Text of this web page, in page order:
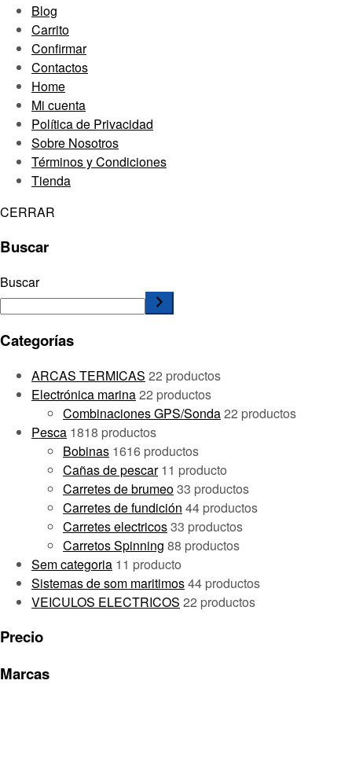
Blog
Carrito
Confirmar
Contactos
Home
Mi cuenta
Política de Privacidad
Sobre Nosotros
Términos y Condiciones
Tienda
CERRAR
Buscar
Buscar
Categorías
ARCAS TERMICAS 22 productos
Electrónica marina22 productos
Combinaciones GPS/Sonda22 productos
Pesca 1818 productos
Bobinas 1616 productos
Cañas de pescar 11 producto
Carretes de brumeo33 productos
Carretes de fundición 44 productos
Carretes electricos33 productos
Carretos Spinning 88 productos
Sem categoria 11 producto
Sistemas de som maritimos44 productos
VEICULOS ELECTRICOS 22 productos
Precio
Marcas